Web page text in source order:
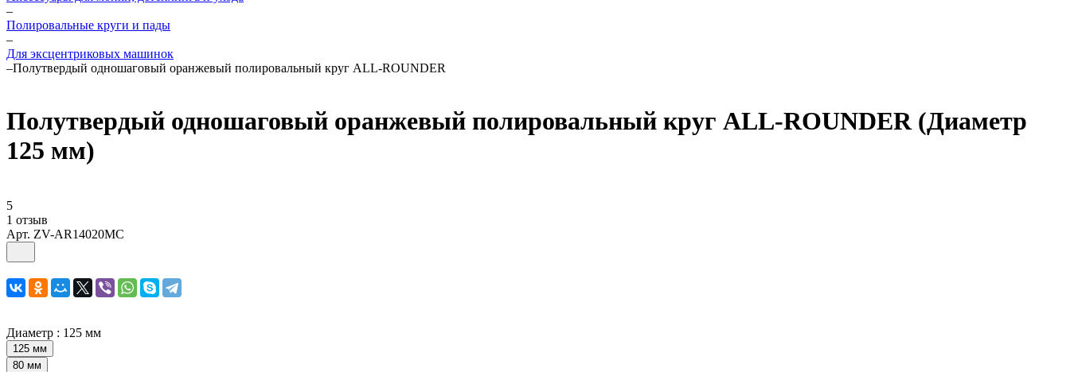
–
Полировальные круги и пады
–
Для эксцентриковых машинок
–Полутвердый одношаговый оранжевый полировальный круг ALL-ROUNDER
Полутвердый одношаговый оранжевый полировальный круг ALL-ROUNDER (Диаметр
125 мм)
5
1 отзыв
Арт. ZV-AR14020MC
Диаметр : 125 мм
125 мм
80 мм